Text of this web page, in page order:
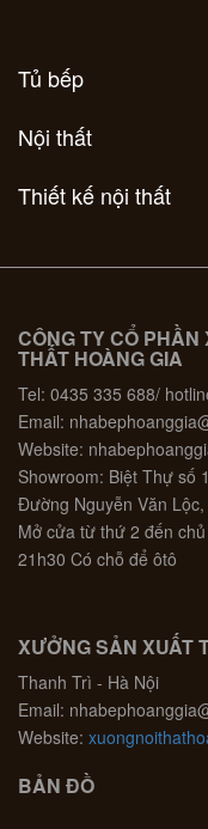
Tủ bếp
Nội thất
Thiết kế nội thất
CÔNG TY CỔ
THẤT HOÀNG GIA
Tel: 0435 335 688/
Email:
Website:
Showroom: Biệt Thự số
Đường Nguyễn Văn
Mở cửa từ thứ 2 đến
21h30 Có chỗ để ôtô
XƯỞNG SẢN XUẤT
Thanh Trì - Hà Nội
Email:
Website:
BẢN ĐỒ